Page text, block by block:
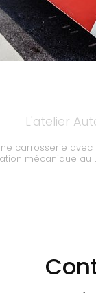
L'atelier
carrosserie
mécanique au